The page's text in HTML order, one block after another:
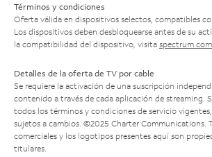
Términos y condiciones
Oferta válida en dispositivos selectos, compatibles
Los dispositivos deben desbloquearse antes de su
la compatibilidad del dispositivo, visita
Detalles de la oferta de TV por cable
Se requiere la activación de una suscripción
contenido a través de cada aplicación de streaming.
todos los términos y condiciones de servicio
sujetos a cambios. ©2025 Charter Communications.
comerciales y los logotipos presentes aquí son
titulares.